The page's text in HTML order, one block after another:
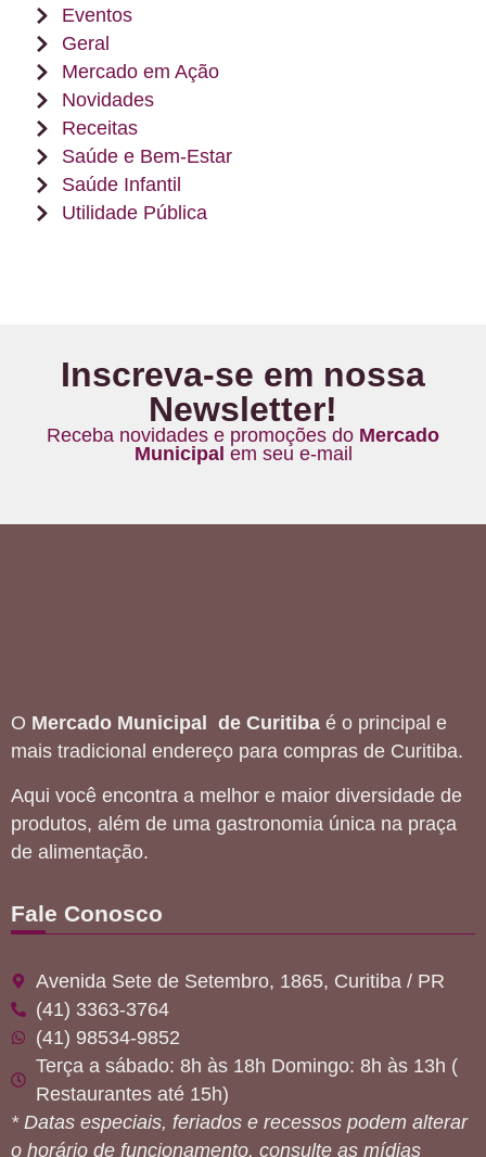
Eventos
Geral
Mercado em Ação
Novidades
Receitas
Saúde e Bem-Estar
Saúde Infantil
Utilidade Pública
Inscreva-se em nossa
Newsletter!
Receba novidades e promoções do Mercado
Municipal em seu e-mail
O Mercado Municipal de Curitiba é o principal e
mais tradicional endereço para compras de Curitiba.
Aqui você encontra a melhor e maior diversidade de
produtos, além de uma gastronomia única na praça
de alimentação.
Fale Conosco
Avenida Sete de Setembro, 1865, Curitiba / PR
(41) 3363-3764
(41) 98534-9852
Terça a sábado: 8h às 18h Domingo: 8h às 13h (
Restaurantes até 15h)
* Datas especiais, feriados e recessos podem alterar
o horário de funcionamento. consulte as mídias